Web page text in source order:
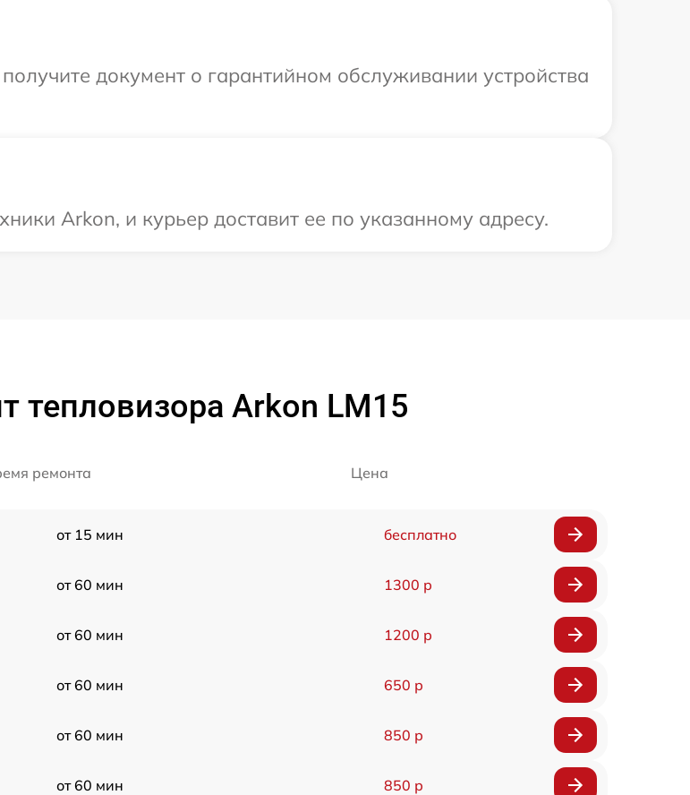
документ о гарантийном обслуживании устройства
Arkon, и курьер доставит ее по указанному адресу.
тепловизора Arkon LM15
ремонта Цена
от 15 мин бесплатно
от 60 мин 1300 р
от 60 мин 1200 р
от 60 мин 650 р
от 60 мин 850 р
от 60 мин 850 р